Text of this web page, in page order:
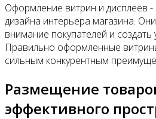
Оформление витрин и дисплеев -
дизайна интерьера магазина.
внимание покупателей и
Правильно оформленные
сильным конкурентным
Размещение
эффективного